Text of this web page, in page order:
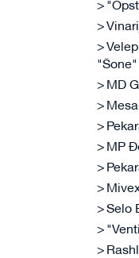
MD
MP
Selo